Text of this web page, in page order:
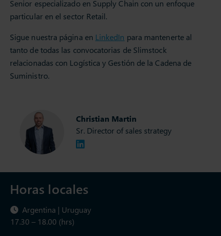
Senior especializado en Supply Chain con un enfoque
particular en el sector Retail.
Sigue nuestra página en LinkedIn para mantenerte al
tanto de todas las convocatorias de Slimstock
relacionadas con Logística y Gestión de la Cadena de
Suministro.
Christian Martin
Sr. Director of sales strategy
Horas locales
Argentina | Uruguay
17.30 – 18.00 (hrs)